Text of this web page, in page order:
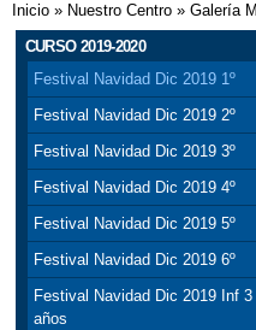
Se encuentra
Inicio » Nuestro Centro » Galería
CURSO 2019-2020
Festival Navidad Dic 2019 1º
Festival Navidad Dic 2019 2º
Festival Navidad Dic 2019 3º
Festival Navidad Dic 2019 4º
Festival Navidad Dic 2019 5º
Festival Navidad Dic 2019 6º
Festival Navidad Dic 2019 Inf 3
años